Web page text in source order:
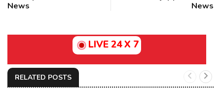
News
News
LIVE 24 X 7
RELATED POSTS